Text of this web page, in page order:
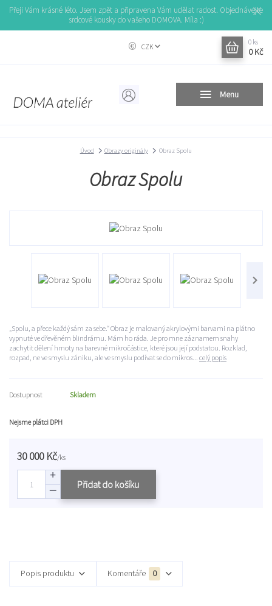
Přeji Vám krásné léto. Jsem zpět a připravena Vám udělat radost. Objednávejte
srdcové kousky do vašeho DOMOVA. Míla :)
Menu
CZK
0 ks
0 Kč
Úvod Obrazy originály Obraz Spolu
Obraz Spolu
„Spolu, a přece každý sám za sebe.“ Obraz je malovaný akrylovými barvami na plátno
vypnuté ve dřevěném blindrámu. Mám ho ráda. Je pro mne záznamem snahy
zachytit dělení hmoty na barevné mikročástice, které jsou její podstatou. Rozklad,
rozpad, ne ve smyslu zániku, ale ve smyslu podívat se do mikros... celý popis
Dostupnost Skladem
Nejsme plátci DPH
30 000 Kč/ks
Přidat do košíku
Popis produktu Komentáře 0